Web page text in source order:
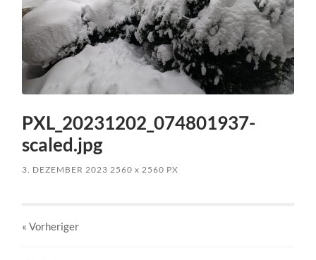
PXL_20231202_074801937-
scaled.jpg
3. DEZEMBER 2023 2560x 2560 PX
« Vorheriger